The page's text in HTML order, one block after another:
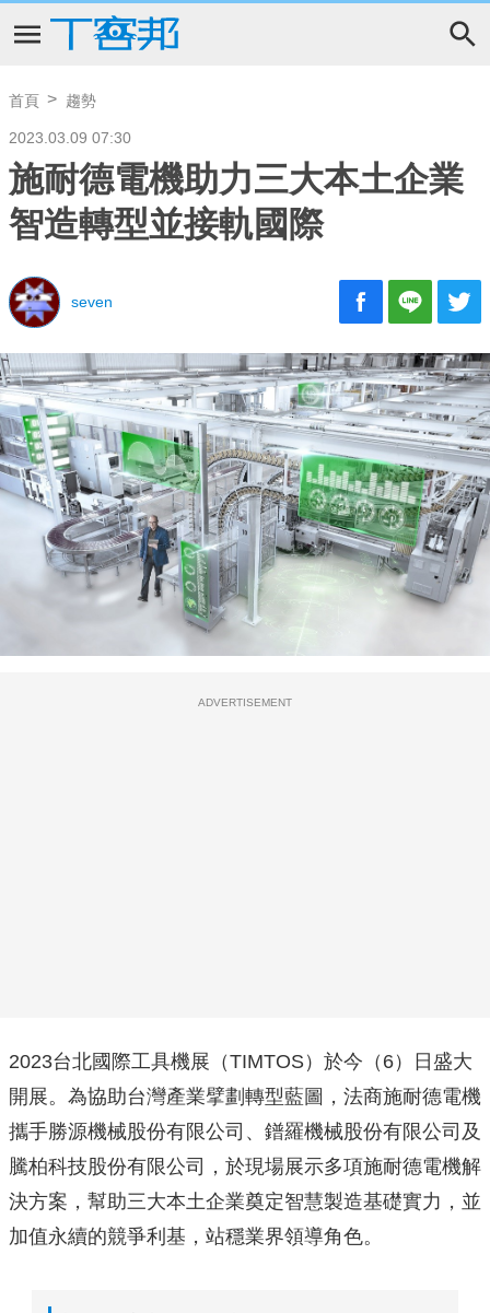
首頁 趨勢
2023.03.09 07:30
施耐德電機助力三大本土企業
智造轉型並接軌國際
seven
ADVERTISEMENT
2023台北國際工具機展（TIMTOS）於今（6）日盛大
開展。為協助台灣產業擘劃轉型藍圖，法商施耐德電機
攜手勝源機械股份有限公司、鐠羅機械股份有限公司及
騰柏科技股份有限公司，於現場展示多項施耐德電機解
決方案，幫助三大本土企業奠定智慧製造基礎實力，並
加值永續的競爭利基，站穩業界領導角色。